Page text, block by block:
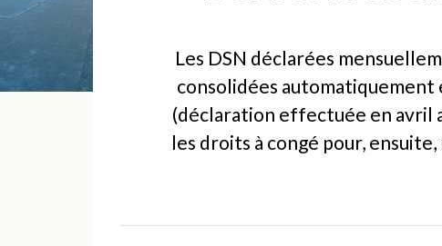
Les DSN déclarées
consolidées automatiquement
(déclaration effectuée en avril
les droits à congé pour,